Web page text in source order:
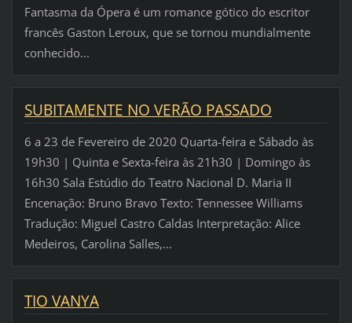
Fantasma da Ópera é um romance gótico do escritor
francês Gaston Leroux, que se tornou mundialmente
conhecido...
SUBITAMENTE NO VERÃO PASSADO
6 a 23 de Fevereiro de 2020 Quarta-feira e Sábado às
19h30 | Quinta e Sexta-feira às 21h30 | Domingo às
16h30 Sala Estúdio do Teatro Nacional D. Maria II
Encenação: Bruno Bravo Texto: Tennessee Williams
Tradução: Miguel Castro Caldas Interpretação: Alice
Medeiros, Carolina Salles,...
TIO VANYA